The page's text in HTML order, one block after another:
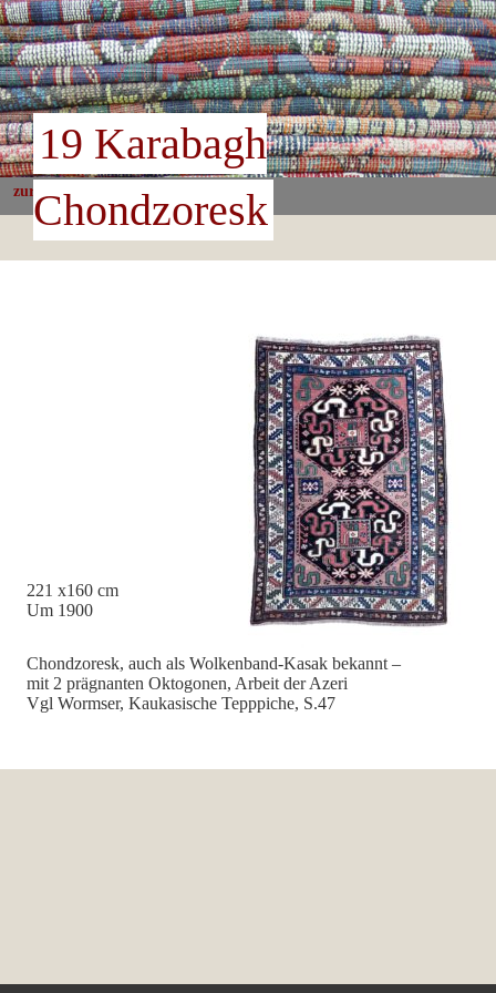
19 Karabagh
Chondzoresk
zurück
221 x160 cm
Um 1900
Chondzoresk, auch als Wolkenband-Kasak bekannt –
mit 2 prägnanten Oktogonen, Arbeit der Azeri
Vgl Wormser, Kaukasische Tepppiche, S.47